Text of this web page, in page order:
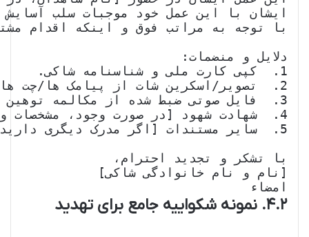
امضاء
۴.۲. نمونه شکواییه جامع برای تهدید